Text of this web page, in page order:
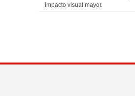
impacto visual mayor.